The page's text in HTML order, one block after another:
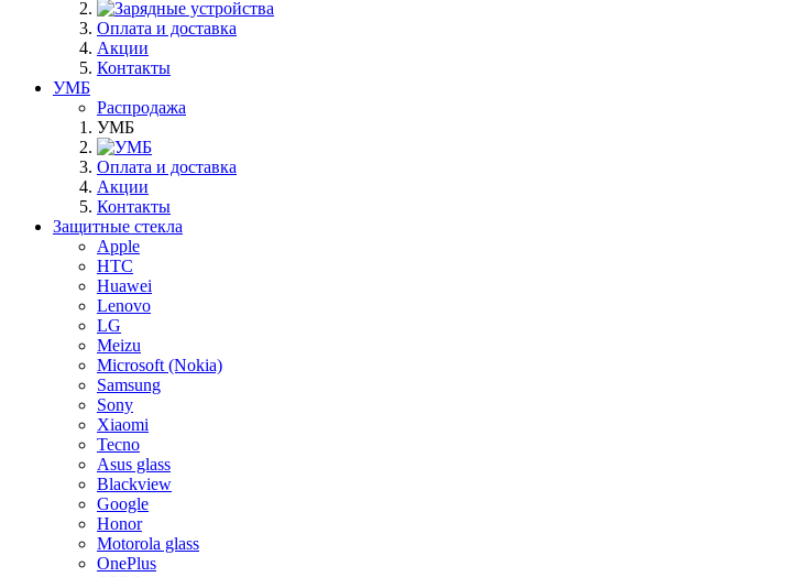
Оплата и доставка
Акции
Контакты
УМБ
Распродажа
УМБ
Оплата и доставка
Акции
Контакты
Защитные стекла
Apple
HTC
Huawei
Lenovo
LG
Meizu
Microsoft (Nokia)
Samsung
Sony
Xiaomi
Tecno
Asus glass
Blackview
Google
Honor
Motorola glass
OnePlus